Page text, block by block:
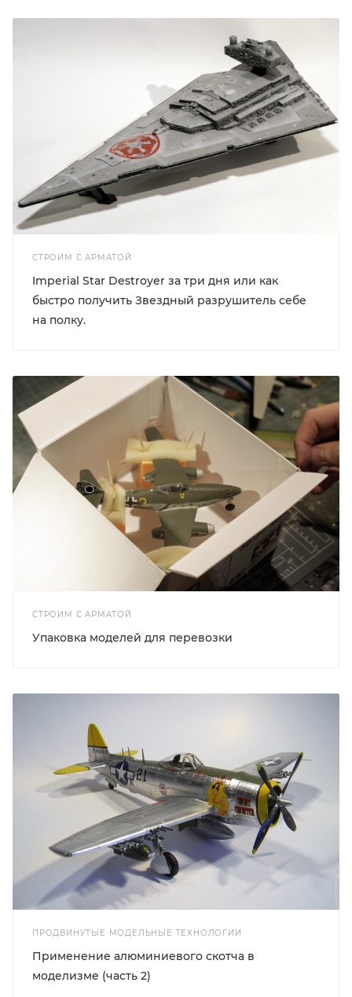
СТРОИМ С АРМАТОЙ
Imperial Star Destroyer за три дня или как
быстро получить Звездный разрушитель себе
на полку.
СТРОИМ С АРМАТОЙ
Упаковка моделей для перевозки
ПРОДВИНУТЫЕ МОДЕЛЬНЫЕ ТЕХНОЛОГИИ
Применение алюминиевого скотча в
моделизме (часть 2)